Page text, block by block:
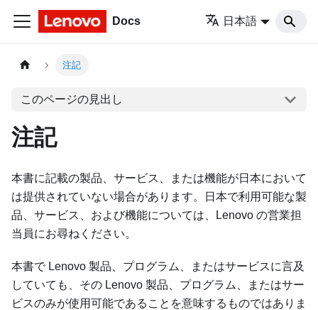
Docs 日本語
注記
このページの見出し
注記
本書に記載の製品、サービス、または機能が日本において
は提供されていない場合があります。日本で利用可能な製
品、サービス、および機能については、Lenovo の営業担
当員にお尋ねください。
本書で Lenovo 製品、プログラム、またはサービスに言及
していても、その Lenovo 製品、プログラム、またはサー
ビスのみが使用可能であることを意味するものではありま